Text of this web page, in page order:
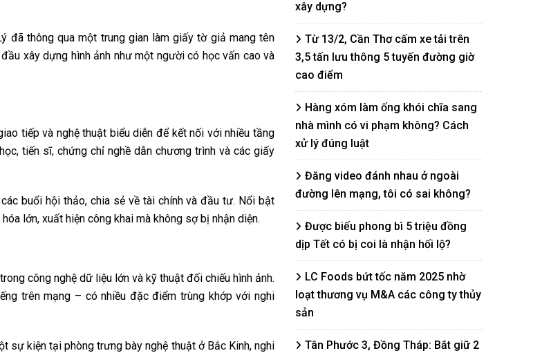
thông qua một trung gian làm giấy tờ giả mang tên
xây dựng hình ảnh như một người có học vấn cao và
tiếp và nghệ thuật biểu diễn để kết nối với nhiều tầng
tiến sĩ, chứng chỉ nghề dẫn chương trình và các giấy
buổi hội thảo, chia sẻ về tài chính và đầu tư. Nổi bật
lớn, xuất hiện công khai mà không sợ bị nhận diện.
công nghệ dữ liệu lớn và kỹ thuật đối chiếu hình ảnh.
trên mạng – có nhiều đặc điểm trùng khớp với nghi
sự kiện tại phòng trưng bày nghệ thuật ở Bắc Kinh, nghi
xây dựng?
Từ 13/2, Cần Thơ cấm xe tải trên
3,5 tấn lưu thông 5 tuyến đường giờ
cao điểm
Hàng xóm làm ống khói chĩa sang
nhà mình có vi phạm không? Cách
xử lý đúng luật
Đăng video đánh nhau ở ngoài
đường lên mạng, tôi có sai không?
Được biếu phong bì 5 triệu đồng
dịp Tết có bị coi là nhận hối lộ?
LC Foods bứt tốc năm 2025 nhờ
loạt thương vụ M&A các công ty thủy
sản
Tân Phước 3, Đồng Tháp: Bắt giữ 2